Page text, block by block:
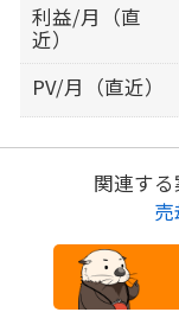
利益/月（直
近）
PV/月（直近）
関連する